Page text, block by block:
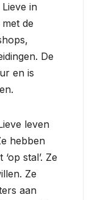
in
de
De
en is
leven
hebben
stal’. Ze
Ze
aan